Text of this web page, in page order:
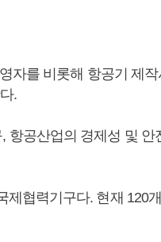
자를 비롯해 항공기 제작
.
항공산업의 경제성 및 안
제협력기구다. 현재 120